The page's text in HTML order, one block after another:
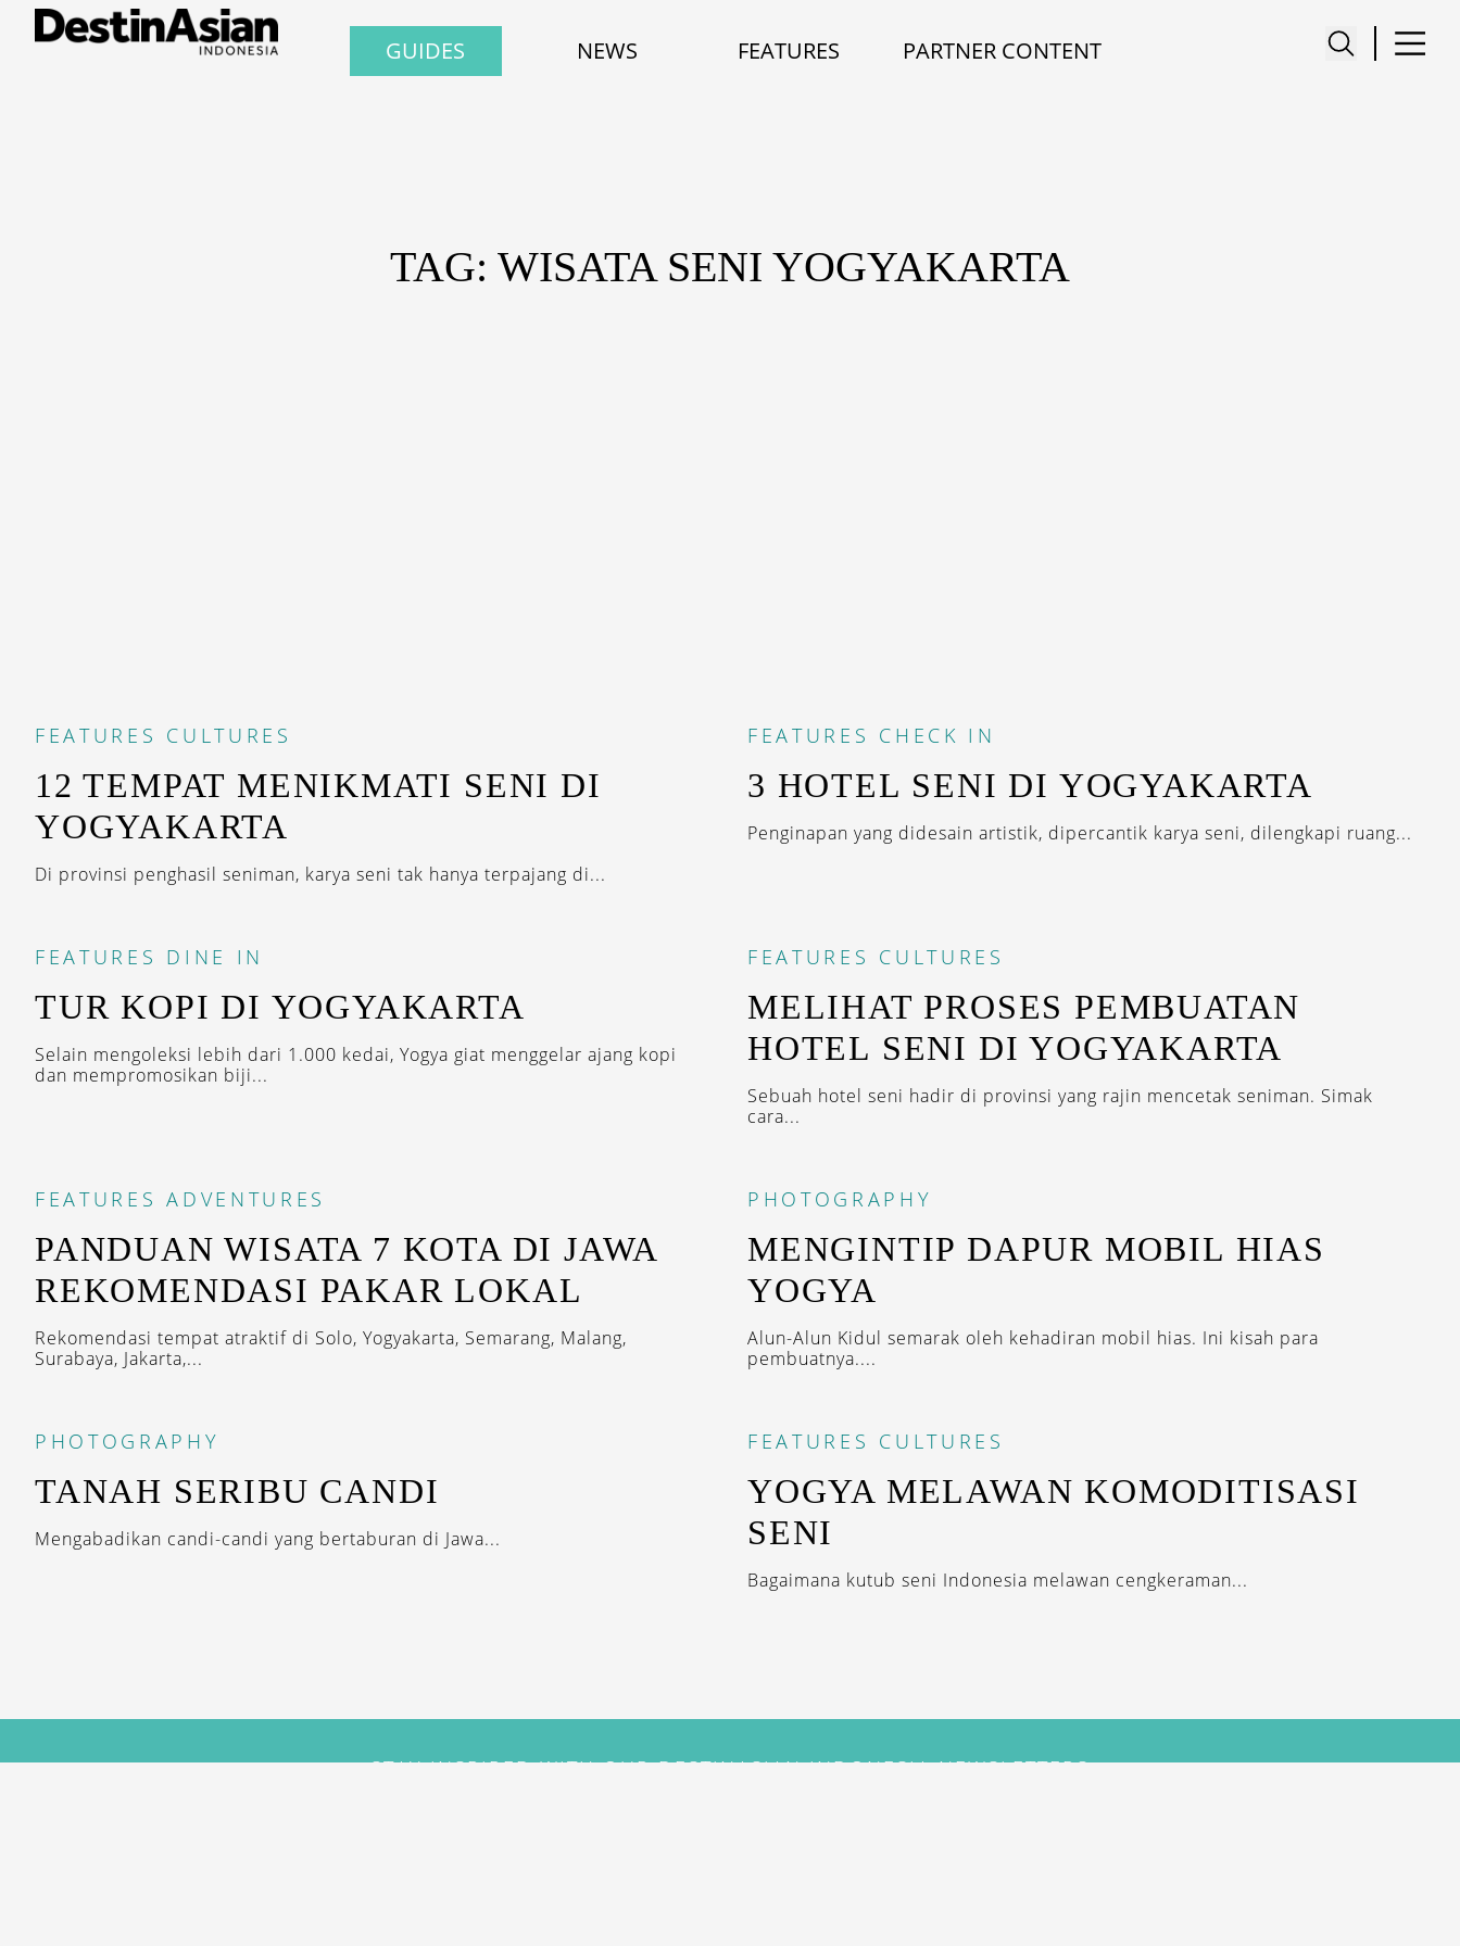
GUIDES NEWS FEATURES PARTNER CONTENT
TAG: WISATA SENI YOGYAKARTA
FEATURES CULTURES
12 TEMPAT MENIKMATI SENI DI
YOGYAKARTA
Di provinsi penghasil seniman, karya seni tak hanya terpajang di...
FEATURES CHECK IN
3 HOTEL SENI DI YOGYAKARTA
Penginapan yang didesain artistik, dipercantik karya seni, dilengkapi ruang...
FEATURES DINE IN
TUR KOPI DI YOGYAKARTA
Selain mengoleksi lebih dari 1.000 kedai, Yogya giat menggelar ajang kopi
dan mempromosikan biji...
FEATURES CULTURES
MELIHAT PROSES PEMBUATAN
HOTEL SENI DI YOGYAKARTA
Sebuah hotel seni hadir di provinsi yang rajin mencetak seniman. Simak
cara...
FEATURES ADVENTURES
PANDUAN WISATA 7 KOTA DI JAWA
REKOMENDASI PAKAR LOKAL
Rekomendasi tempat atraktif di Solo, Yogyakarta, Semarang, Malang,
Surabaya, Jakarta,...
PHOTOGRAPHY
MENGINTIP DAPUR MOBIL HIAS
YOGYA
Alun-Alun Kidul semarak oleh kehadiran mobil hias. Ini kisah para
pembuatnya....
PHOTOGRAPHY
TANAH SERIBU CANDI
Mengabadikan candi-candi yang bertaburan di Jawa...
FEATURES CULTURES
YOGYA MELAWAN KOMODITISASI
SENI
Bagaimana kutub seni Indonesia melawan cengkeraman...
STAY INSPIRED WITH OUR DESTINASIAN INDONESIA NEWSLETTERS